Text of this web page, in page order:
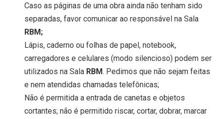
Caso as páginas de uma obra ainda não tenham sido
separadas, favor comunicar ao responsável na Sala
RBM;
Lápis, caderno ou folhas de papel, notebook,
carregadores e celulares (modo silencioso) podem ser
utilizados na Sala RBM. Pedimos que não sejam feitas
e nem atendidas chamadas telefônicas;
Não é permitida a entrada de canetas e objetos
cortantes; não é permitido riscar, cortar, dobrar, marcar